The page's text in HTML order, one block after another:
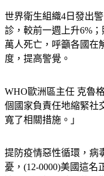
世界衛生組織4日發出
診，較前一週上升6%
萬人死亡，呼籲各國在
度，提高警覺。
WHO歐洲區主任 克魯
個國家負責任地縮緊社
寬了相關措施。」
提防疫情惡性循環，病
憂，(12-0000)美國這名